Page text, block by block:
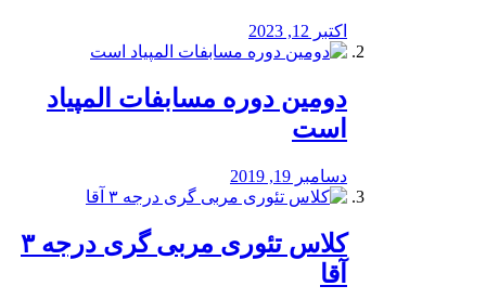
اکتبر 12, 2023
دومین دوره مسابفات المپیاد
است
دسامبر 19, 2019
کلاس تئوری مربی گری درجه ۳
آقا